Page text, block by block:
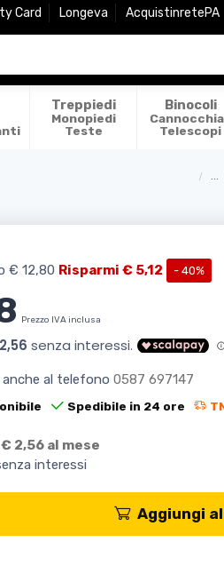
Card Longeva AcquistinretePA
Treppiedi
Monopiedi
Teste
Binocoli
Telescopi
€ 12,80 Risparmi € 5,12 - 40%
Prezzo IVA inclusa
al telefono 0587 697147
Spedibile in 24 ore
€ 2,56 al mese
interessi
Aggiungi